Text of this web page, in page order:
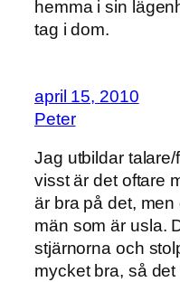
hemma i sin
tag i dom.
april 15, 2010
Peter
Jag utbildar
visst är det oftare
är bra på det,
män som är usla.
stjärnorna och
mycket bra, så